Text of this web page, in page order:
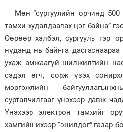
Мөн “сургуулийн орчинд
тамхи худалдаалах цэг байна”
Өөрөөр хэлбэл, сургууль гэр
нүдэнд нь байнга
ухаж амжаагүй шилжилтийн
сэдэл өгч, сорж үзэх
мэргэжлийн
сурталчилгааг үнэхээр давж
Үнэхээр электрон тамхийг
хамгийн ихээр “онилдог” газар